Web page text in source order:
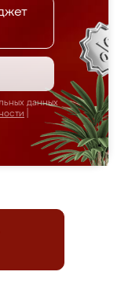
данных